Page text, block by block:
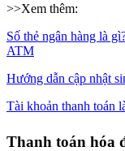
>>Xem thêm:
Số thẻ ngân hàng là
ATM
Hướng dẫn cập nhật
Tài khoản thanh toán
Thanh toán hóa